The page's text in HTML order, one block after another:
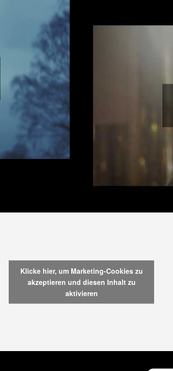
Klicke hier, um Marketing-Cookies zu
akzeptieren und diesen Inhalt zu
aktivieren